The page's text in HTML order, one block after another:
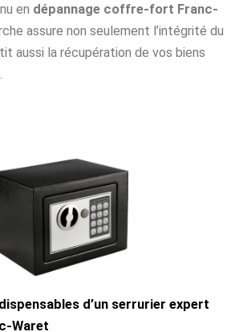
en dépannage coffre-fort Franc-
assure non seulement l’intégrité du
aussi la récupération de vos biens
d’un serrurier expert
Waret